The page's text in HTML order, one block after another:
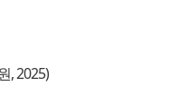
, 2025)